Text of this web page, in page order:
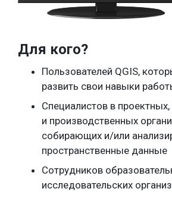
Для кого?
Пользователей QGIS,
развить свои навыки
Специалистов в
и производственных
собирающих и/или
пространственные данные
Сотрудников
исследовательских